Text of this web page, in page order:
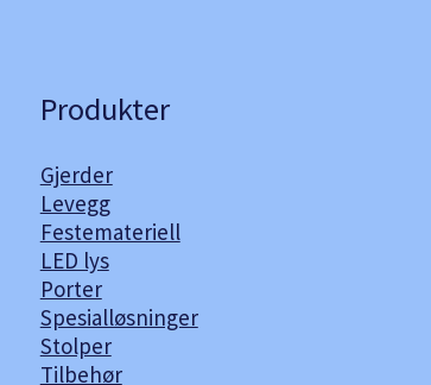
Produkter
Gjerder
Levegg
Festemateriell
LED lys
Porter
Spesialløsninger
Stolper
Tilbehør